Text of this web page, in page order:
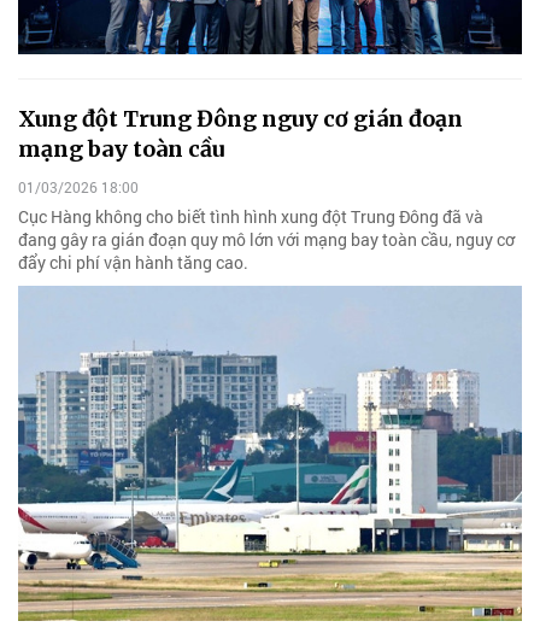
Xung đột Trung Đông nguy cơ gián đoạn
mạng bay toàn cầu
01/03/2026 18:00
Cục Hàng không cho biết tình hình xung đột Trung Đông đã và
đang gây ra gián đoạn quy mô lớn với mạng bay toàn cầu, nguy cơ
đẩy chi phí vận hành tăng cao.